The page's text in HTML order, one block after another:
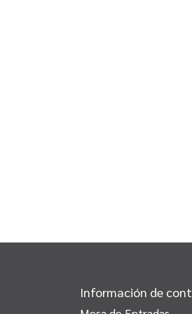
Información de